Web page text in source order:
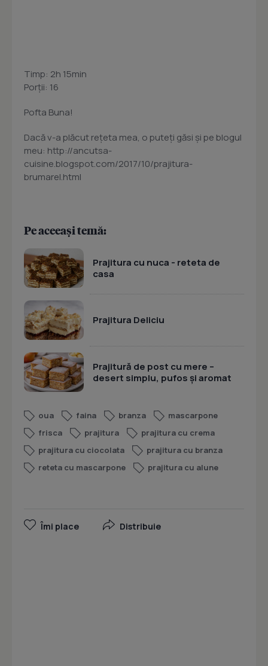
Timp: 2h 15min
Porţii: 16
Pofta Buna!
Dacă v-a plăcut reţeta mea, o puteţi găsi şi pe blogul
meu: http://ancutsa-
cuisine.blogspot.com/2017/10/prajitura-
brumarel.html
Pe aceeași temă:
Prajitura cu nuca - reteta de
casa
Prajitura Deliciu
Prajitură de post cu mere –
desert simplu, pufos și aromat
oua faina branza
mascarpone
frisca
prajitura
prajitura cu crema
prajitura cu ciocolata
prajitura cu branza
reteta cu mascarpone
prajitura cu alune
Îmi place Distribuie